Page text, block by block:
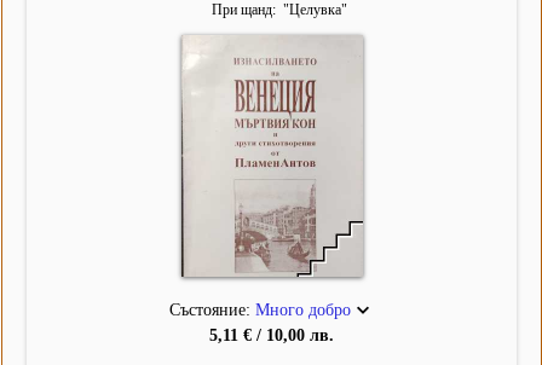
При щанд
"Целувка"
Състояние: Много добро
5,11 € / 10,00 лв.